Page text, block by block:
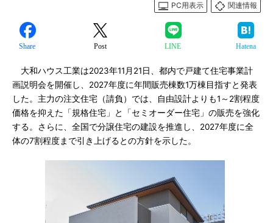
PC用表示
関連情報
Share Post LINE Hatena
大和ハウス工業は2023年11月21日、都内で戸建て住宅事業計
画説明会を開催し、2027年度に年間販売棟数1万棟目指すと発表
した。主力の注文住宅（請負）では、自由設計よりも1～2割程度
価格を抑えた「規格住宅」と「セミオーダー住宅」の販売を強化
する。さらに、全国で分譲住宅の建設を推進し、2027年度に全
体の7割程度まで引き上げるとの方針を示した。